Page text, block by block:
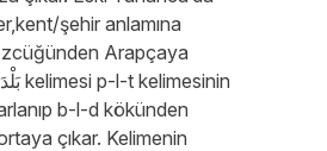
şehir anlamına
Arapçaya
b-l-d kökünden
çıkar. Kelimenin